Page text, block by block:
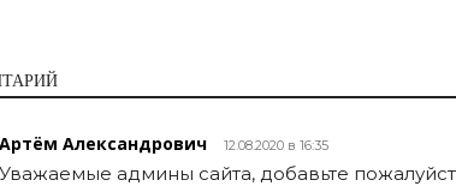
Артём Александрович 12.08.2020 в 16:35
Уважаемые админы сайта, добавьте